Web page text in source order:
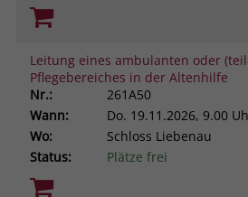
Leitung eines ambulanten oder
Pflegebereiches in der Altenhilfe
Nr.:
261A50
Wann:
Do. 19.11.2026, 9.00
Wo:
Schloss Liebenau
Status:
Plätze frei